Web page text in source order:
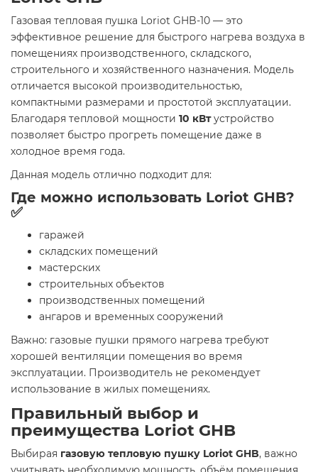
Газовая тепловая пушка Loriot GHB-10 — это
эффективное решение для быстрого нагрева воздуха в
помещениях производственного, складского,
строительного и хозяйственного назначения. Модель
отличается высокой производительностью,
компактными размерами и простотой эксплуатации.
Благодаря тепловой мощности 10 кВтустройство
позволяет быстро прогреть помещение даже в
холодное время года.
Данная модель отлично подходит для:
Где можно использовать Loriot GHB?
✅
гаражей
складских помещений
мастерских
строительных объектов
производственных помещений
ангаров и временных сооружений
Важно: газовые пушки прямого нагрева требуют
хорошей вентиляции помещения во время
эксплуатации. Производитель не рекомендует
использование в жилых помещениях.
Правильный выбор и
преимущества Loriot GHB
Выбирая газовую тепловую пушку Loriot GHB, важно